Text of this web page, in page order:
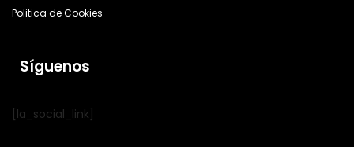
Politica de Cookies
Síguenos
[la_social_link]